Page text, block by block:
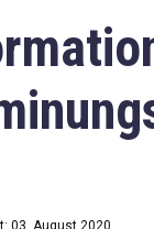
03. August 2020